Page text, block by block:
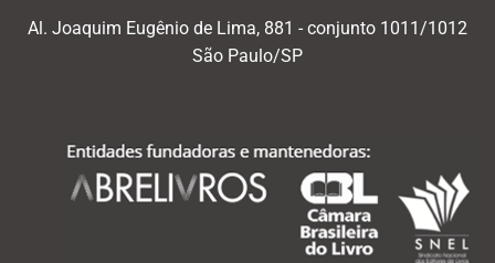
Al. Joaquim Eugênio de Lima, 881 - conjunto 1011/1012
São Paulo/SP